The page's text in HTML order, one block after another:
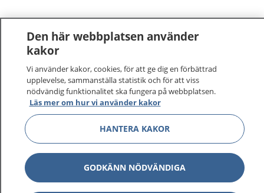
1177–tryggt om din hälsa och vård
På 1177.se får du råd om hälsa och information om
sjukdomar och vilka mottagningar du kan kontakta.
Logga in för att läsa din journal och göra dina
vårdärenden. Ring telefonnummer 1177 för
sjukvårdsrådgivning dygnet runt.
1177 ger dig råd när du vill må bättre.
Den här webbplatsen använder
kakor
Vi använder kakor, cookies, för att ge dig en förbättrad
upplevelse, sammanställa statistik och för att viss
nödvändig funktionalitet ska fungera på webbplatsen.
Läs mer om hur vi använder kakor
HANTERA KAKOR
GODKÄNN NÖDVÄNDIGA